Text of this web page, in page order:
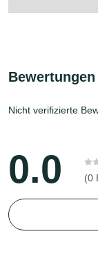
Bewertungen
Nicht verifizierte
0.0 (0